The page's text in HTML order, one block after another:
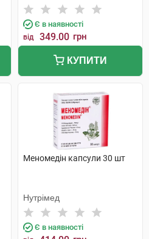
Є в наявності
від 349.00 грн
КУПИТИ
Меномедін капсули 30 шт
Нутрімед
Є в наявності